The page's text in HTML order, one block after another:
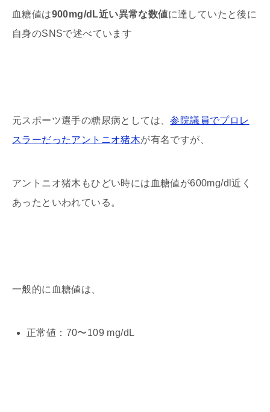
血糖値は900mg/dL近い異常な数値に達していたと後に
自身のSNSで述べています
元スポーツ選手の糖尿病としては、参院議員でプロレ
スラーだったアントニオ猪木が有名ですが、
アントニオ猪木もひどい時には血糖値が600mg/dl近く
あったといわれている。
一般的に血糖値は、
正常値：70〜109 mg/dL